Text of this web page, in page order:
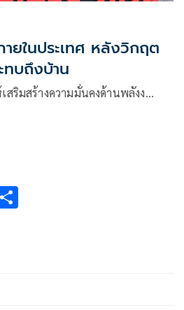
ยในประเทศ หลังวิกฤต
ทบถึงบ้าน
สริมสร้างความมั่นคงด้านพลังง…